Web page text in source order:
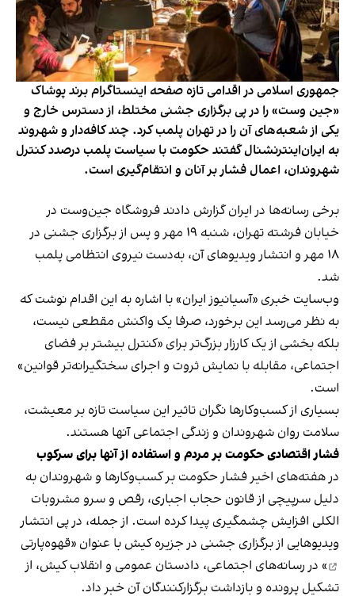
جمهوری اسلامی در اقدامی تازه صفحه اینستاگرام برند پوشاک
«جین وست» را در پی برگزاری جشنی مختلط، از دسترس خارج و
یکی از شعبه‌های آن را در تهران پلمب کرد. چند کافه‌‌دار و شهروند
به ایران‌اینترنشنال گفتند حکومت با سیاست پلمب درصدد کنترل
شهروندان، اعمال فشار بر آنان و انتقام‌گیری است.
برخی رسانه‌ها در ایران گزارش دادند فروشگاه جین‌وست در
خیابان فرشته تهران، شنبه ۱۹ مهر و پس از برگزاری جشنی در
۱۸ مهر و انتشار ویدیوهای آن، به‌دست نیروی انتظامی پلمب
شد.
وب‌سایت خبری «آسیانیوز ایران» با اشاره به این اقدام نوشت که
به نظر می‌رسد این برخورد، صرفا یک واکنش مقطعی نیست،
بلکه بخشی از یک کارزار بزرگ‌تر برای «کنترل بیشتر بر فضای
اجتماعی، مقابله با نمایش ثروت و اجرای سختگیرانه‌تر قوانین»
است.
بسیاری از کسب‌وکارها نگران تاثیر این سیاست‌ تازه بر معیشت،
سلامت روان شهروندان و زندگی اجتماعی آنها هستند.
فشار اقتصادی حکومت بر مردم و استفاده از آنها برای سرکوب
در هفته‌های اخیر فشار حکومت بر کسب‌وکارها و شهروندان به
دلیل سرپیچی از قانون حجاب اجباری، رقص و سرو مشروبات
الکلی افزایش چشمگیری پیدا کرده است. از جمله، در پی انتشار
ویدیوهایی از برگزاری جشنی در جزیره کیش با عنوان «قهوه‌پارتی
» در رسانه‌های اجتماعی، دادستان عمومی و انقلاب کیش، از
تشکیل پرونده و بازداشت برگزارکنندگان آن خبر داد.